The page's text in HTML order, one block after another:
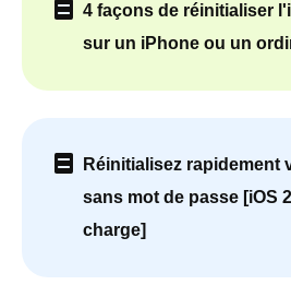
4 façons de réinitialiser
sur un iPhone ou un
Réinitialisez rapidement
sans mot de passe [iOS
charge]